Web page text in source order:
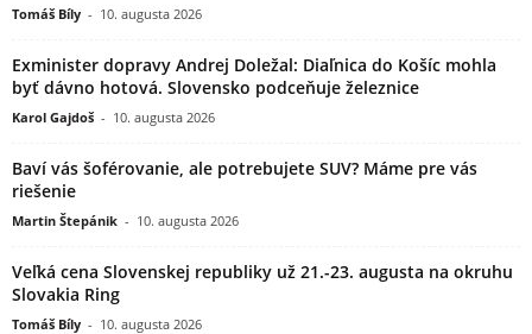
Tomáš Bíly - 10. augusta 2026
Exminister dopravy Andrej Doležal: Diaľnica do Košíc mohla
byť dávno hotová. Slovensko podceňuje železnice
Karol Gajdoš - 10. augusta 2026
Baví vás šoférovanie, ale potrebujete SUV? Máme pre vás
riešenie
Martin Štepánik - 10. augusta 2026
Veľká cena Slovenskej republiky už 21.-23. augusta na okruhu
Slovakia Ring
Tomáš Bíly - 10. augusta 2026